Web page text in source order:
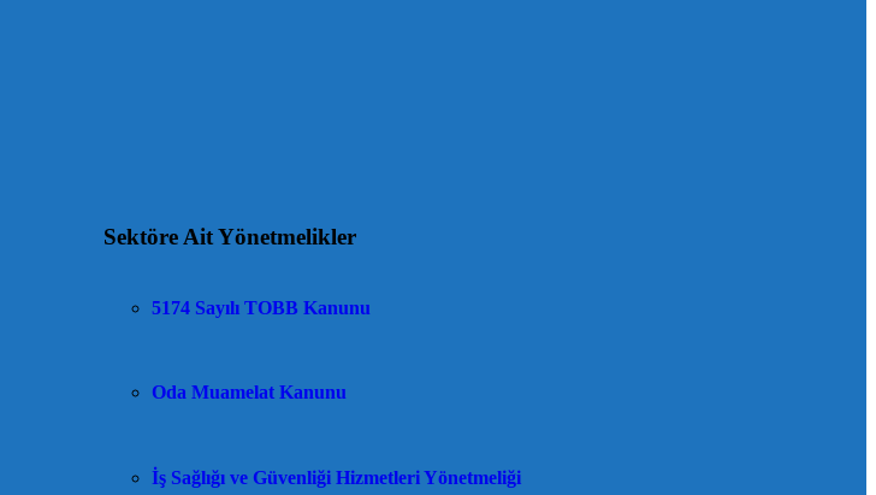
Sektöre Ait Yönetmelikler
5174 Sayılı TOBB Kanunu
Oda Muamelat Kanunu
İş Sağlığı ve Güvenliği Hizmetleri Yönetmeliği